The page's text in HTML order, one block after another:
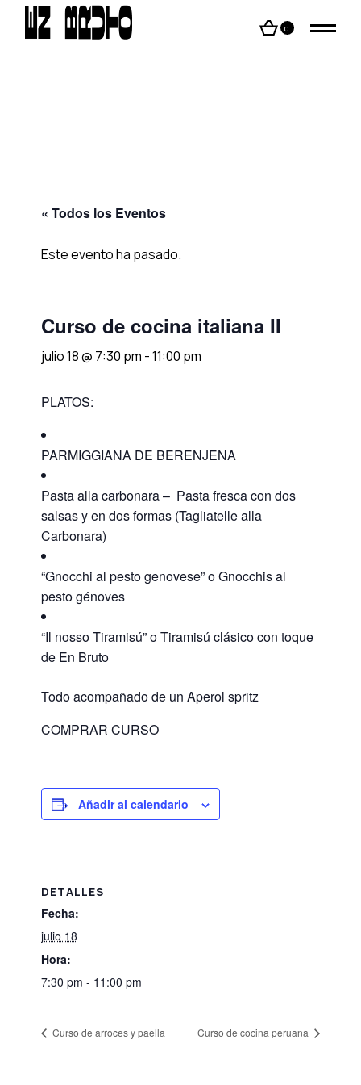
content
0
« Todos los Eventos
Este evento ha pasado.
Curso de cocina italiana II
julio 18 @ 7:30 pm -11:00 pm
PLATOS:
PARMIGGIANA DE BERENJENA
Pasta alla carbonara – Pasta fresca con dos
salsas y en dos formas (Tagliatelle alla
Carbonara)
“Gnocchi al pesto genovese” o Gnocchis al
pesto génoves
“Il nosso Tiramisú” o Tiramisú clásico con toque
de En Bruto
Todo acompañado de un Aperol spritz
COMPRAR CURSO
Añadir al calendario
DETALLES
Fecha:
julio 18
Hora:
7:30 pm - 11:00 pm
Curso de arroces y paella Curso de cocina peruana